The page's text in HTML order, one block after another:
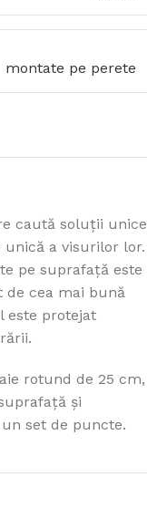
montate pe perete
caută soluții unice
unică a visurilor lor.
pe suprafață este
de cea mai bună
este protejat
rotund de 25 cm,
și
set de puncte.